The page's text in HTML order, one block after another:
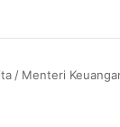
/ Menteri